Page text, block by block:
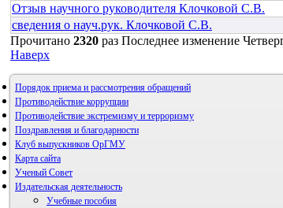
Отзыв научного руководителя Клочковой С.В.
сведения о науч.рук. Клочковой С.В.
Прочитано 2320 раз Последнее изменение
Наверх
Порядок приема и рассмотрения обращений
Противодействие коррупции
Противодействие экстремизму и терроризму
Поздравления и благодарности
Клуб выпускников ОрГМУ
Карта сайта
Ученый Совет
Издательская деятельность
Учебные пособия